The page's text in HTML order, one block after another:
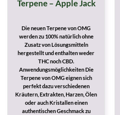
Terpene – Apple Jack
Die neuen Terpene von OMG
werden zu 100% natürlich ohne
Zusatz von Lösungsmitteln
hergestellt und enthalten weder
THC noch CBD.
Anwendungsmöglichkeiten Die
Terpene von OMG eignen sich
perfekt dazu verschiedenen
Kräutern, Extrakten, Harzen, Ölen
oder auch Kristallen einen
authentischen Geschmack zu